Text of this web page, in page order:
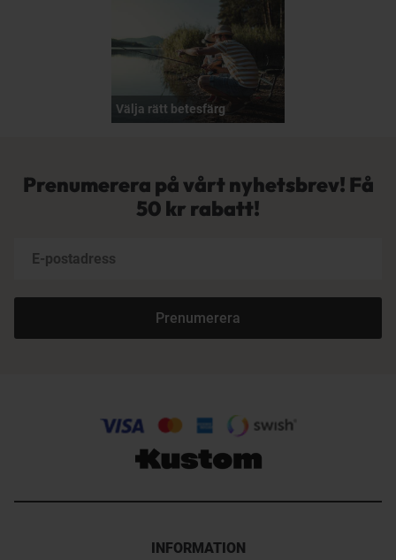
Välja rätt betesfärg
Prenumerera på vårt nyhetsbrev! Få
50 kr rabatt!
Prenumerera
INFORMATION